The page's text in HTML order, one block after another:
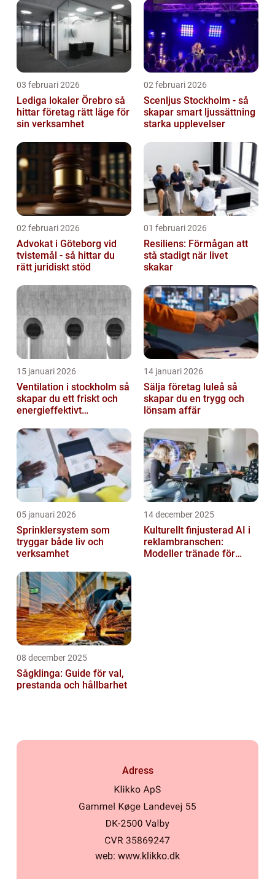
03 februari 2026
Lediga lokaler Örebro så
hittar företag rätt läge för
sin verksamhet
02 februari 2026
Scenljus Stockholm - så
skapar smart ljussättning
starka upplevelser
02 februari 2026
Advokat i Göteborg vid
tvistemål - så hittar du
rätt juridiskt stöd
01 februari 2026
Resiliens: Förmågan att
stå stadigt när livet
skakar
15 januari 2026
Ventilation i stockholm så
skapar du ett friskt och
energieffektivt
14 januari 2026
Sälja företag luleå så
skapar du en trygg och
lönsam affär
05 januari 2026
Sprinklersystem som
tryggar både liv och
verksamhet
14 december 2025
Kulturellt finjusterad AI i
reklambranschen:
Modeller tränade för
08 december 2025
Sågklinga: Guide för val,
prestanda och hållbarhet
Adress
web: www.klikko.dk